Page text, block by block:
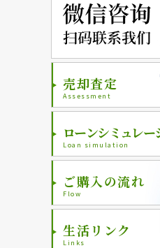
売却査定
Assessment
ローンシミュレー
Loan simulation
ご購入の流れ
Flow
生活リンク
Links